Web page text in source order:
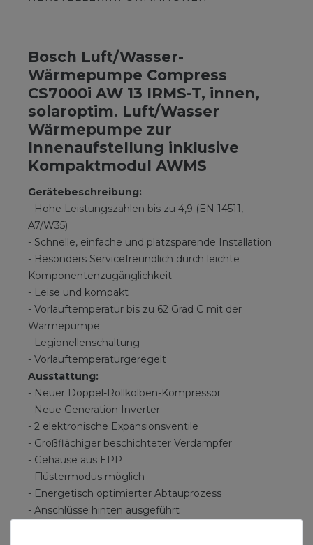
Bosch Luft/Wasser-
Wärmepumpe Compress
CS7000i AW 13 IRMS-T, innen,
solaroptim. Luft/Wasser
Wärmepumpe zur
Innenaufstellung inklusive
Kompaktmodul AWMS
Gerätebeschreibung:
- Hohe Leistungszahlen bis zu 4,9 (EN 14511,
A7/W35)
- Schnelle, einfache und platzsparende Installation
- Besonders Servicefreundlich durch leichte
Komponentenzugänglichkeit
- Leise und kompakt
- Vorlauftemperatur bis zu 62 Grad C mit der
Wärmepumpe
- Legionellenschaltung
- Vorlauftemperaturgeregelt
Ausstattung:
- Neuer Doppel-Rollkolben-Kompressor
- Neue Generation Inverter
- 2 elektronische Expansionsventile
- Großflächiger beschichteter Verdampfer
- Gehäuse aus EPP
- Flüstermodus möglich
- Energetisch optimierter Abtauprozess
- Anschlüsse hinten ausgeführt